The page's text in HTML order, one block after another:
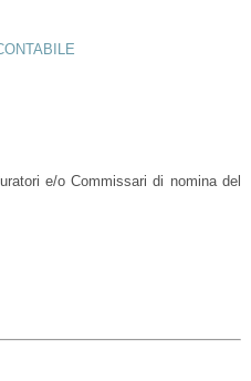
e/o Commissari di nomina del